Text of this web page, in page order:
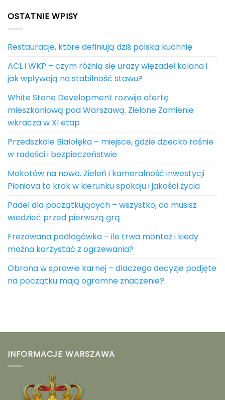
OSTATNIE WPISY
Restauracje, które definiują dziś polską kuchnię
ACL i WKP – czym różnią się urazy więzadeł kolana i
jak wpływają na stabilność stawu?
White Stone Development rozwija ofertę
mieszkaniową pod Warszawą. Zielone Zamienie
wkracza w XI etap
Przedszkole Białołęka – miejsce, gdzie dziecko rośnie
w radości i bezpieczeństwie
Mokotów na nowo. Zieleń i kameralność inwestycji
Pioniova to krok w kierunku spokoju i jakości życia
Padel dla początkujących – wszystko, co musisz
wiedzieć przed pierwszą grą
Frezowana podłogówka – ile trwa montaż i kiedy
można korzystać z ogrzewania?
Obrona w sprawie karnej – dlaczego decyzje podjęte
na początku mają ogromne znaczenie?
INFORMACJE WARSZAWA